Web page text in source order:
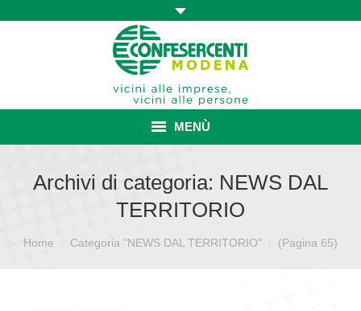
MENÙ
ASSOCIAZIONE
ISCRIZIONE E VANTAGGI
Archivi di categoria: NEWS DAL
TERRITORIO
Sei qui:
Home Categoria "NEWS DAL TERRITORIO" (Pagina 65)